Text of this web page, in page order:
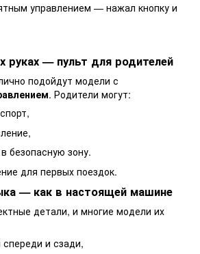
управлением — нажал кнопку и
руках — пульт для родителей
подойдут модели с
. Родители могут:
безопасную зону.
для первых поездок.
— как в настоящей машине
детали, и многие модели их
и сзади,